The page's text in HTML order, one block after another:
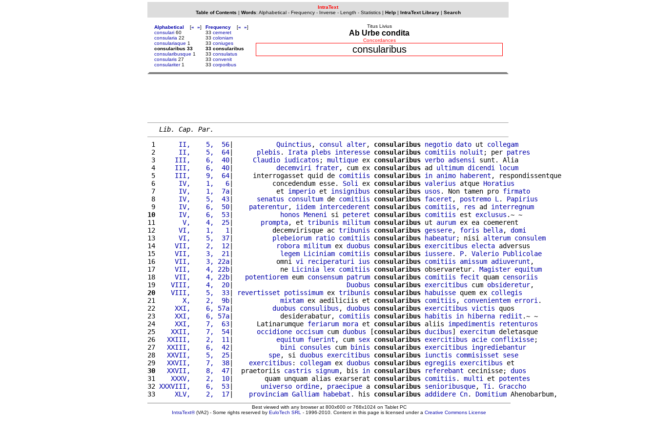
IntraText
Table of Contents | Words: Alphabetical- Frequency- Inverse - Length - Statistics| Help| IntraText Library| Search
Alphabetical [« »]
consulari 60
consularia 22
consulariaque 1
consularibus 33
consularibusque 1
consularis 27
consulariter1
Frequency [« »]
33 cerneret
33 coloniam
33 coniuges
33 consularibus
33 consulatus
33 convenit
33 corporibus
Titus Livius
Ab Urbe condita
Concordances
consularibus
Lib. Cap. Par.
1
     II,    5,  56
| Quinctius , consul alter, consularibus negotio dato ut collegam
2
     II,    5,  64
| plebis . Irata plebs interesse consularibus comitiis noluit ; per patres
3
    III,    6,  40
| Claudio iudicatos ; multique ex consularibus verbo adsensi
sunt. Alia
4
    III,    6,  40
| decemviri frater, cum ex consularibus ad ultimum dicendi
locum
5
    III,    9,  64
|     interrogasset quid de comitiis consularibus in animo haberent , respondissentque
6
     IV,    1,   6
|          concedendum esse. Soli ex consularibus valerius atque Horatius
7
     IV,    1,  7a
|           et imperio et insignibus consularibus usos . Non tamen pro firmato
8
     IV,    5,  43
| senatus consultum de comitiis consularibus faceret , postremo L . Papirius
9
     IV,    6,  50
| paterentur, iidem intercederent consularibus comitiis , res ad interregnum
10
     IV,    6,  53
| honos Meneni si peteret consularibus comitiis est exclusus .~ ~
11
      V,    4,  25
| prompta, et tribunis militum consularibus ut aurum ex ea coemerent
12
     VI,    1,   1
|          decemvirisque ac tribunis consularibus gessere, foris bella, domi
13
     VI,    5,  37
| plebeiorum ratio comitiis consularibus habeatur; nisi alterum consulem
14
    VII,    2,  12
| robora militum ex duobus consularibus exercitibus electa adversus
15
    VII,    3,  21
| legem Liciniam comitiis consularibus iussere. P. Valerio Publicolae
16
    VII,    3, 22a
|           omni vi reciperaturi ius consularibus comitiis amissum adiuverunt ,
17
    VII,    4, 22b
|            ne Licinia lex comitiis consularibus observaretur. Magister equitum
18
    VII,    4, 22b
| potentiorem eum consensum patrum consularibus comitiis fecit quam censoriis
19
   VIII,    4,  20
| Duobus consularibus exercitibus cum obsideretur
20
   VIII,    5,  33
| revertisset potissimum ex tribunis consularibus habuisse quem ex collegis
21
      X,    2,  9b
| mixtam ex aediliciis et consularibus comitiis , convenientem errori .
22
    XXI,    6, 57a
| duobus consulibus , duobus consularibus exercitibus victis quos
23
    XXI,    6, 57a
|            desiderabatur, comitiis consularibus habitis in hiberna rediit .~ ~
24
    XXI,    7,  63
|      Latinarumque feriarum mora et consularibus aliis impedimentis
retenturos
25
   XXII,    7,  54
| occidione occisum cum duobus [consularibus ducibus] exercitum deletasque
26
  XXIII,    2,  11
| equitum fuerint , cum sex consularibus exercitibus acie conflixisse;
27
  XXIII,    6,  42
| bini consules cum binis consularibus exercitibus
ingrediebantur
28
  XXVII,    5,  25
| spe, si duobus exercitibus consularibus iunctis commisisset
sese
29
  XXVII,    7,  38
| exercitibus : collegam ex duobus consularibus egregiis exercitibus
30
  XXVII,    8,  47
|  praetoriis castris signum, bis in consularibus referebant cecinisse; duos
31
   XXXV,    2,  10
|        quam unquam alias exarserat consularibus comitiis . multi et potentes
32 XXXVIII,    6,  53| universo ordine, praecipue a consularibus senioribusque, Ti . Graccho
33
    XLV,    2,  17
| provinciam Galliam habebat . his consularibus addidere Cn. Domitium
Best viewed with any browser at 800x600 or 768x1024 on Tablet PC
IntraText®(VA2) - Some rights reserved by EuloTech SRL - 1996-2010. Content in this page is licensed under a Creative Commons License